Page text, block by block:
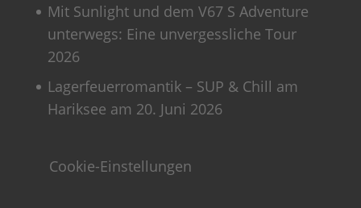
Mit Sunlight und dem V67 S Adventure
unterwegs: Eine unvergessliche Tour
2026
Lagerfeuerromantik – SUP & Chill am
Hariksee am 20. Juni 2026
Cookie-Einstellungen